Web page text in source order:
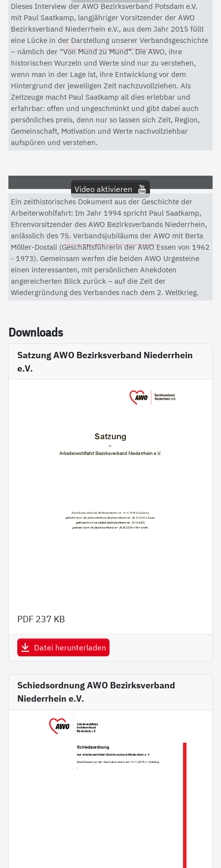
Mit dem Aktivieren des Videos akzeptieren Sie die
Datenschutzerklärung von YouTube.
Datenschutzerklärung
Dieses Interview der AWO Bezirksverband Potsdam e.V.
mit Paul Saatkamp, langjähriger Vorsitzender der AWO
Bezirksverband Niederrhein e.V., aus dem Jahr 2015 füllt
eine Lücke in der Darstellung unserer Verbandsgeschichte
– nämlich der “Von Mund zu Mund“. Die AWO, ihre
historischen Wurzeln und Werte sind nur zu verstehen,
wenn man in der Lage ist, ihre Entwicklung vor dem
Hintergrund der jeweiligen Zeit nachzuvollziehen. Als
Zeitzeuge macht Paul Saatkamp all dies erlebbar und
erfahrbar: offen und ungeschminkt und gibt dabei auch
persönliches preis, denn nur so lassen sich Zeit, Region,
Gemeinschaft, Motivation und Werte nachvollziehbar
aufspüren und verstehen.
Video aktivieren
Mit dem Aktivieren des Videos akzeptieren Sie die
Datenschutzerklärung von YouTube.
Datenschutzerklärung
Ein zeithistorisches Dokument aus der Geschichte der
Arbeiterwohlfahrt: Im Jahr 1994 spricht Paul Saatkamp,
Ehrenvorsitzender des AWO Bezirksverbands Niederrhein,
anlässlich des 75. Verbandsjubiläums der AWO mit Berta
Möller-Dostali (Geschäftsführerin der AWO Essen von 1962
- 1973). Gemeinsam werfen die beiden AWO Urgesteine
einen interessanten, mit persönlichen Anekdoten
angereicherten Blick zurück – auf die Zeit der
Wiedergründung des Verbandes nach dem 2. Weltkrieg.
Down­loads
Satzung AWO Bezirksverband Niederrhein
e.V.
PDF 237 KB
Datei herunterladen
Schiedsordnung AWO Bezirksverband
Niederrhein e.V.